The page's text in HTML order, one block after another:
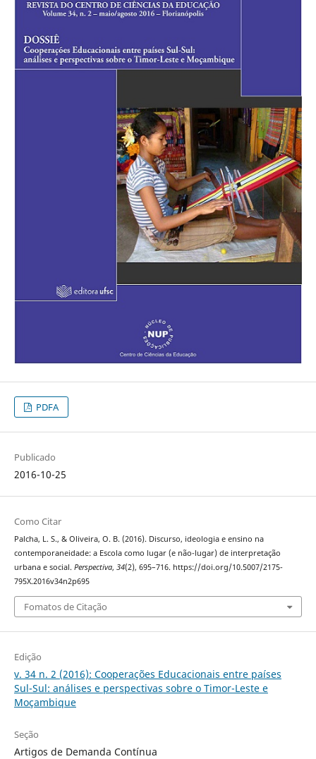
PDFA
Publicado
2016-10-25
Como Citar
Palcha, L. S., & Oliveira, O. B. (2016). Discurso, ideologia e ensino na
contemporaneidade: a Escola como lugar (e não-lugar) de interpretação
urbana e social. Perspectiva, 34(2), 695–716. https://doi.org/10.5007/2175-
795X.2016v34n2p695
Fomatos de Citação
Edição
v. 34 n. 2 (2016): Cooperações Educacionais entre países
Sul-Sul: análises e perspectivas sobre o Timor-Leste e
Moçambique
Seção
Artigos de Demanda Contínua